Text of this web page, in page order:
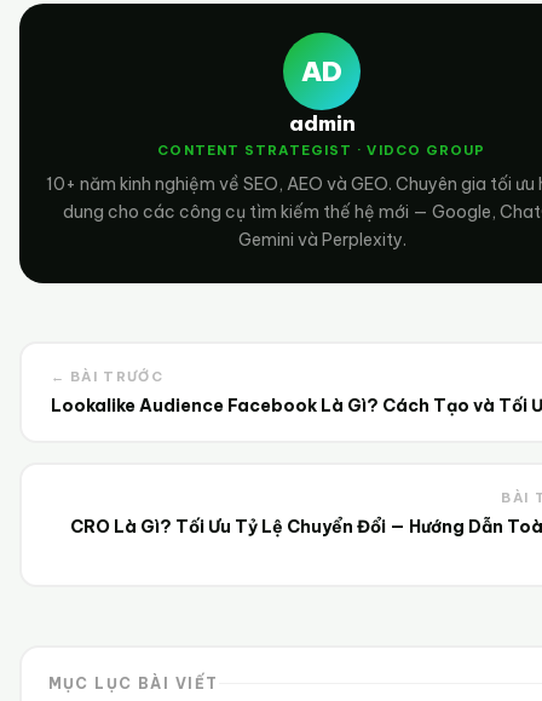
AD
admin
CONTENT STRATEGIST · VIDCO GROUP
10+ năm kinh nghiệm về SEO, AEO và GEO. Chuyên gia tối ưu
dung cho các công cụ tìm kiếm thế hệ mới — Google,
Gemini và Perplexity.
← BÀI TRƯỚC
Lookalike Audience Facebook Là Gì? Cách Tạo và Tối
BÀI
CRO Là Gì? Tối Ưu Tỷ Lệ Chuyển Đổi — Hướng Dẫn
MỤC LỤC BÀI VIẾT